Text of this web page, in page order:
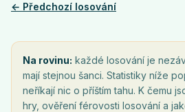
← Předchozí losování
Na rovinu: každé losování je
mají stejnou šanci. Statistiky níže
neříkají nic o příštím tahu. K čemu
hry, ověření férovosti losování a